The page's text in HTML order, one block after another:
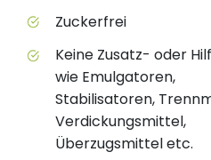
Zuckerfrei
Keine Zusatz- oder
wie Emulgatoren,
Stabilisatoren,
Verdickungsmittel,
Überzugsmittel etc.